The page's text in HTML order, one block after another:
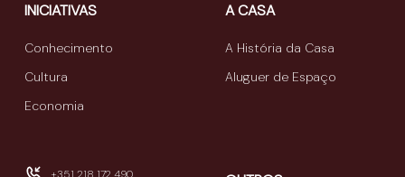
INICIATIVAS
Conhecimento
Cultura
Economia
A CASA
A História da Casa
Aluguer de Espaço
+351 218 172 490